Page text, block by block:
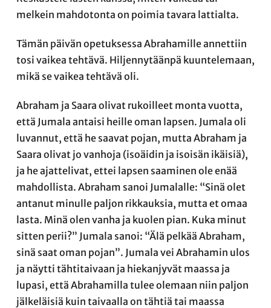
melkein mahdotonta on poimia tavara lattialta.
Tämän päivän opetuksessa Abrahamille annettiin
tosi vaikea tehtävä. Hiljennytäänpä kuuntelemaan,
mikä se vaikea tehtävä oli.
Abraham ja Saara olivat rukoilleet monta vuotta,
että Jumala antaisi heille oman lapsen. Jumala oli
luvannut, että he saavat pojan, mutta Abraham ja
Saara olivat jo vanhoja (isoäidin ja isoisän ikäisiä),
ja he ajattelivat, ettei lapsen saaminen ole enää
mahdollista. Abraham sanoi Jumalalle: “Sinä olet
antanut minulle paljon rikkauksia, mutta et omaa
lasta. Minä olen vanha ja kuolen pian. Kuka minut
sitten perii?” Jumala sanoi: “Älä pelkää Abraham,
sinä saat oman pojan”. Jumala vei Abrahamin ulos
ja näytti tähtitaivaan ja hiekanjyvät maassa ja
lupasi, että Abrahamilla tulee olemaan niin paljon
jälkeläisiä kuin taivaalla on tähtiä tai maassa